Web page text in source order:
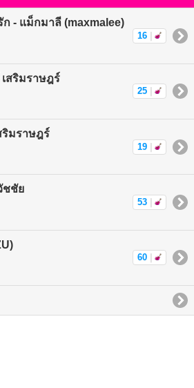
ก - แม็กมาลี (maxmalee)
16
สริมราษฎร์
25
ริมราษฎร์
19
ชชัย
53
60